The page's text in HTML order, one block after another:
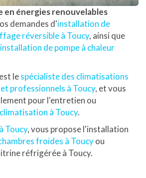
en énergies renouvelables
demandes d'installation de
réversible à Toucy, ainsi que
installation de pompe à chaleur
lespécialiste des climatisations
professionnels à Toucy, et vous
pour l'entretien ou
à Toucy.
Toucy, vous propose l'installation
froides à Toucyou
réfrigérée à Toucy.